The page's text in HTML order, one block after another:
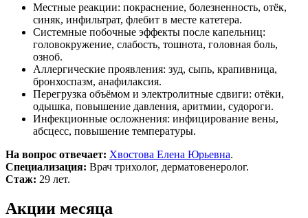
Местные реакции: покраснение, болезненность, отёк,
синяк, инфильтрат, флебит в месте катетера.
Системные побочные эффекты после капельниц:
головокружение, слабость, тошнота, головная боль,
озноб.
Аллергические проявления: зуд, сыпь, крапивница,
бронхоспазм, анафилаксия.
Перегрузка объёмом и электролитные сдвиги: отёки,
одышка, повышение давления, аритмии, судороги.
Инфекционные осложнения: инфицирование вены,
абсцесс, повышение температуры.
На вопрос отвечает: Хвостова Елена Юрьевна.
Специализация: Врач трихолог, дерматовенеролог.
Стаж: 29 лет.
Акции месяца